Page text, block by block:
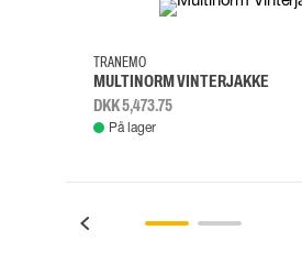
XL
TRANEMO
MULTINORM VINTERJAKKE
DKK 5,473.75
På lager